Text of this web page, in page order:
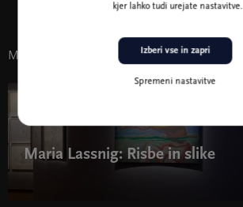
Morda vas zanima tudi
Maria Lassnig: Risbe in slike
kjer lahko tudi urejate nastavitve.
Spremeni nastavitve
Izberi vse in zapri